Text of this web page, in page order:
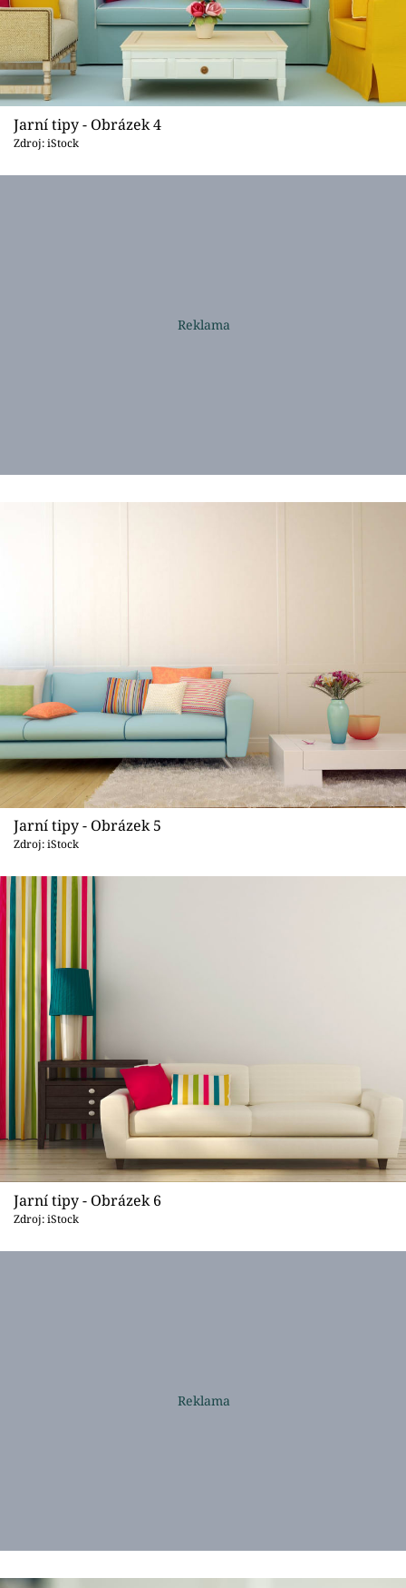
Jarní tipy - Obrázek 4
Zdroj: iStock
Jarní tipy - Obrázek 5
Zdroj: iStock
Jarní tipy - Obrázek 6
Zdroj: iStock